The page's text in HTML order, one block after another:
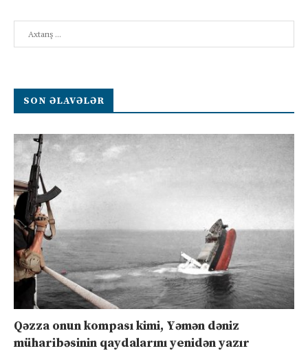
SON ƏLAVƏLƏR
Qəzza onun kompası kimi, Yəmən dəniz
müharibəsinin qaydalarını yenidən yazır